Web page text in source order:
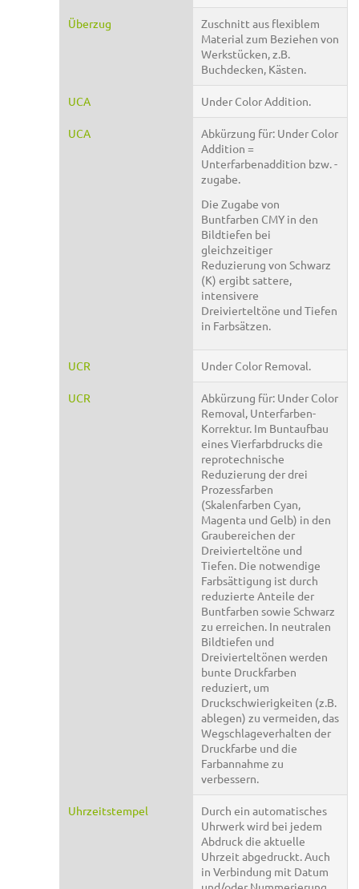
Überzug
Zuschnitt aus flexiblem
Material zum Beziehen von
Werkstücken, z.B.
Buchdecken, Kästen.
UCA Under Color Addition.
UCA
Abkürzung für: Under Color
Addition =
Unterfarbenaddition bzw. -
zugabe.
Die Zugabe von
Buntfarben CMY in den
Bildtiefen bei
gleichzeitiger
Reduzierung von Schwarz
(K) ergibt sattere,
intensivere
Dreivierteltöne und Tiefen
in Farbsätzen.
UCR Under Color Removal.
UCR
Abkürzung für: Under Color
Removal, Unterfarben-
Korrektur. Im Buntaufbau
eines Vierfarbdrucks die
reprotechnische
Reduzierung der drei
Prozessfarben
(Skalenfarben Cyan,
Magenta und Gelb) in den
Graubereichen der
Dreivierteltöne und
Tiefen. Die notwendige
Farbsättigung ist durch
reduzierte Anteile der
Buntfarben sowie Schwarz
zu erreichen. In neutralen
Bildtiefen und
Dreivierteltönen werden
bunte Druckfarben
reduziert, um
Druckschwierigkeiten (z.B.
ablegen) zu vermeiden, das
Wegschlageverhalten der
Druckfarbe und die
Farbannahme zu
verbessern.
Uhrzeitstempel
Durch ein automatisches
Uhrwerk wird bei jedem
Abdruck die aktuelle
Uhrzeit abgedruckt. Auch
in Verbindung mit Datum